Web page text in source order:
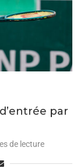
par
de lecture